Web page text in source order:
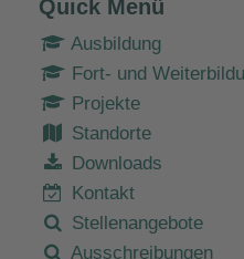
Quick Menü
Ausbildung
Fort- und
Projekte
Standorte
Downloads
Kontakt
Stellenangebote
Ausschreibungen